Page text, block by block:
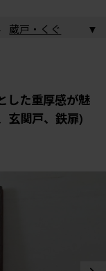
蔵戸・くぐ
玄関戸、鉄
感が魅力の
扉)(R-
玄関ドア・
、玄関戸、
た重厚感が魅
玄関戸、鉄扉)